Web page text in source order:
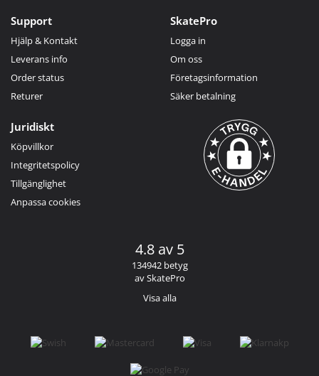
Support
Hjälp & Kontakt
Leverans info
Order status
Returer
SkatePro
Logga in
Om oss
Företagsinformation
Säker betalning
Juridiskt
Köpvillkor
Integritetspolicy
Tillgänglighet
Anpassa cookies
4.8 av 5
134942 betyg
av SkatePro
Visa alla